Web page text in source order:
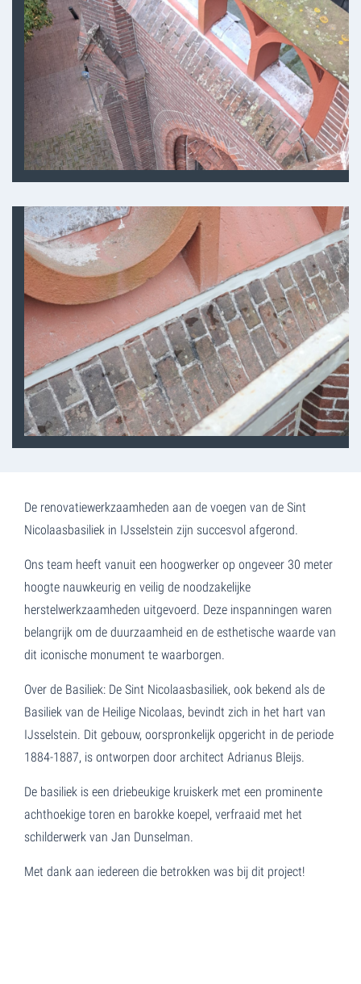
De renovatiewerkzaamheden aan de voegen van de Sint
Nicolaasbasiliek in IJsselstein zijn succesvol afgerond.
Ons team heeft vanuit een hoogwerker op ongeveer 30 meter
hoogte nauwkeurig en veilig de noodzakelijke
herstelwerkzaamheden uitgevoerd. Deze inspanningen waren
belangrijk om de duurzaamheid en de esthetische waarde van
dit iconische monument te waarborgen.
Over de Basiliek: De Sint Nicolaasbasiliek, ook bekend als de
Basiliek van de Heilige Nicolaas, bevindt zich in het hart van
IJsselstein. Dit gebouw, oorspronkelijk opgericht in de periode
1884-1887, is ontworpen door architect Adrianus Bleijs.
De basiliek is een driebeukige kruiskerk met een prominente
achthoekige toren en barokke koepel, verfraaid met het
schilderwerk van Jan Dunselman.
Met dank aan iedereen die betrokken was bij dit project!